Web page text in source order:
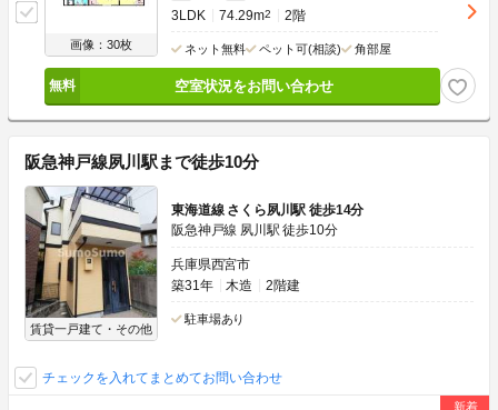
画像：30枚
3LDK 74.29m2 2階
ネット無料 ペット可(相談) 角部屋
空室状況をお問い合わせ
阪急神戸線夙川駅まで徒歩10分
賃貸一戸建て・その他
東海道線 さくら夙川駅 徒歩14分
阪急神戸線 夙川駅 徒歩10分
兵庫県西宮市
築31年
木造 2階建
駐車場あり
チェックを入れてまとめてお問い合わせ